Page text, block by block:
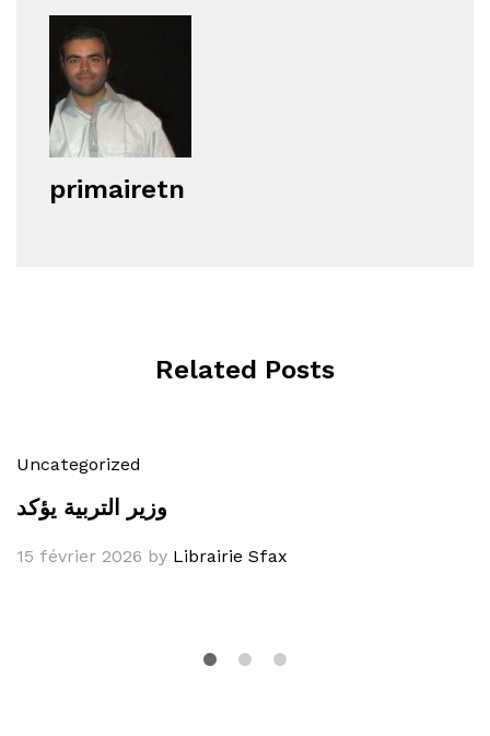
primairetn
Related Posts
Uncategorized
وزير التربية يؤكد
15 février 2026 by Librairie Sfax